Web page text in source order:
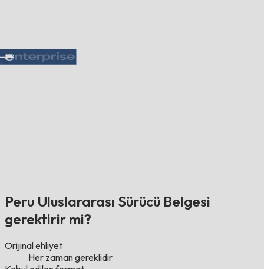
Peru Uluslararası Sürücü Belgesi
gerektirir mi?
Orijinal ehliyet
Her zaman gereklidir